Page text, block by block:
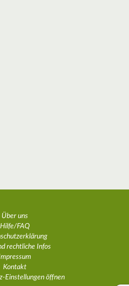
Über uns
Hilfe/FAQ
rechtliche Infos
Kontakt
Einstellungen öffnen